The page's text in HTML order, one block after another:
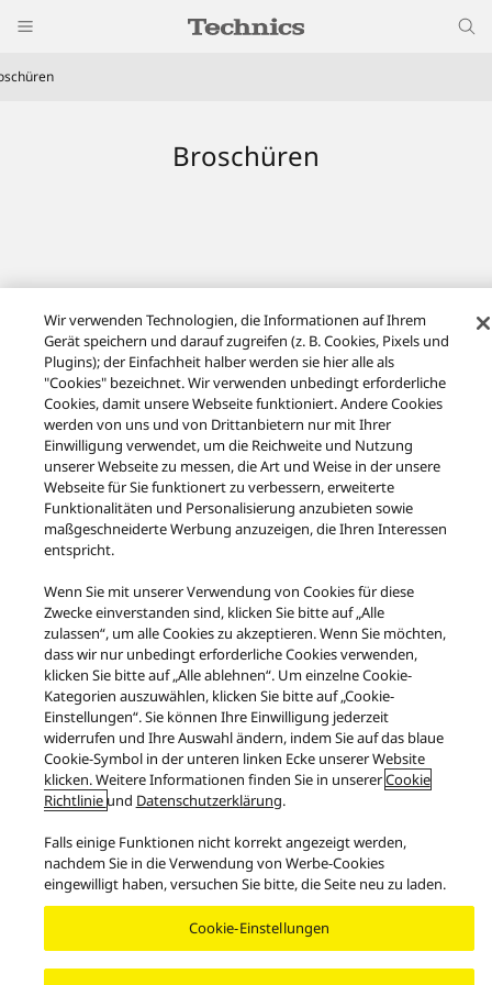
Broschüren
Presse Broschüren
Facebook X YouTube
Instagram
Nutzungsbedingungen
Datenschutzerklärung
Kontakt
Cookie-Richtlinie
Impressum
GESETZLICHE GEWÄHRLEISTUNG
Area/Country
Copyright © 2026 Panasonic Schweiz - Alle Rechte vorbehalten.
Wir verwenden Technologien, die Informationen auf Ihrem
Gerät speichern und darauf zugreifen (z. B. Cookies, Pixels und
Plugins); der Einfachheit halber werden sie hier alle als
"Cookies" bezeichnet. Wir verwenden unbedingt erforderliche
Cookies, damit unsere Webseite funktioniert. Andere Cookies
werden von uns und von Drittanbietern nur mit Ihrer
Einwilligung verwendet, um die Reichweite und Nutzung
unserer Webseite zu messen, die Art und Weise in der unsere
Webseite für Sie funktionert zu verbessern, erweiterte
Funktionalitäten und Personalisierung anzubieten sowie
maßgeschneiderte Werbung anzuzeigen, die Ihren Interessen
entspricht.
Wenn Sie mit unserer Verwendung von Cookies für diese
Zwecke einverstanden sind, klicken Sie bitte auf „Alle
zulassen“, um alle Cookies zu akzeptieren. Wenn Sie möchten,
dass wir nur unbedingt erforderliche Cookies verwenden,
klicken Sie bitte auf „Alle ablehnen“. Um einzelne Cookie-
Kategorien auszuwählen, klicken Sie bitte auf „Cookie-
Einstellungen“. Sie können Ihre Einwilligung jederzeit
widerrufen und Ihre Auswahl ändern, indem Sie auf das blaue
Cookie-Symbol in der unteren linken Ecke unserer Website
klicken. Weitere Informationen finden Sie in unsererCookie
Richtlinie und Datenschutzerklärung.
Falls einige Funktionen nicht korrekt angezeigt werden,
nachdem Sie in die Verwendung von Werbe-Cookies
eingewilligt haben, versuchen Sie bitte, die Seite neu zu laden.
Cookie-Einstellungen